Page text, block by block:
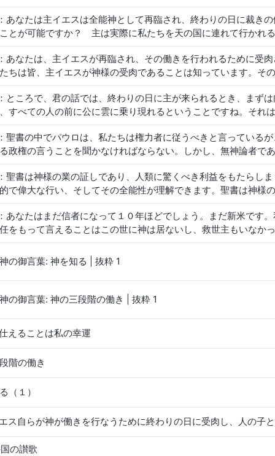
瞬にして変えられる。というのは、ラッパが響いて、死人は朽
（コリント人への第一の手紙 15:51-52）。主が見えたとき瞬
信仰があり救われていてもしょっちゅう罪を犯す者は天の国に
らです。「わたしにむかって『主よ、主よ』と言う者が、みな
者だけが、はいるのである」（マタイによる福音書 7:21）。「
なければならない」（レビ記 11:45）。
す。主を信じるということは、聖書を信じるということです。
！ 私たちは主を信じているのですから、常に聖書の通りに従
けない、ということです。聖書はキリスト教の正典であり、私
ないということです。聖書から離れて、どうやって主を信じ
が見つけられる場所がありますか？ もし私たちの信仰が聖書
あなたは主イエスは全能神として再臨され、終わりの日に裁き
とが可能ですか？ 主は実際に私たちを天の国に連れて行かれ
んて、有り得ないでしょう？ 主を信じ、聖霊の働きを受けて
エスの言葉が何よりの証拠です。「わたしが去って行かなけれ
、それをあなたがたにつかわそう。それがきたら、罪と義とさ
音書 16：7-8）。私たちは、主イエスが復活されて天国に昇ぼ
きたのだと考えます。それによって人々はすでに、自分の罪や
たとき、私たちは実際に主の裁きを受けているのです。つまり
たあとにペンテコステで降りてきた聖霊の働きが、終わりの日
は？ 「罪と義とさばきとについて、世の人の目を開くであろう
、戒められて訓練されています。だからいつも、主の御前で泣
ちがどう変化したかを表すものです。これは神の裁きを受け
きの働きは主イエスの働きとどう違うのですか？
あなたは、主イエスが再臨され、その働きを行われるために受
ちは皆、主イエスが神様の受肉であることは知っています。そ
の前に現れられ、そして栄光に輝く霊的な体で天国へと昇天さ
ているのか。あなたがたを離れて天に上げられたこのイエスは
たおいでになるであろう」（使徒行伝 1:11）と、この聖書箇所
の復活した霊体であることが確認できます。終わりの日におい
れたのでしょうか？ 復活された主イエスの霊体と人の子として
ところで、君の話では、終わりの日に主が来られるとき、まず
すべての人の前に公に雲に乗り現れるということですね。それ
の信者は主が雲に乗って来られるのを待ち望んできた。牧師や
つことが、間違っている訳があるのか？ 牧師や長老たちは皆
だ。再臨の主が、これらの牧師や長老たちを皆見捨てるとは
聖書の中でパウロは、私たちは権力者に従うべきと言っている
政権の言うことを聞かなければならない。しかし、無神論者で
主を信じることを禁止するだけでなく、神の福音を述べ伝える
も述べ伝えなかったら、主に反抗するサタンに加担し、主を
なるんじゃないか？ 本当によくわからん！ 私たちの現政権
だ。
聖書は神様の業の証しであり、人類に驚くべき利益をもたらし
で偉大な行い、そしてその全能性が理解できます。聖書は神様
ではなぜ人は聖書を読むことによって永遠の命を得ることが
いのでしょう？
あなたはまだ信者になって１０年ほどでしょう。まだ新米です
をもって言えることはこの世に神は居ないし、救世主もいなか
がないのです。私たちは二人とも知識人ですね。事実と科学の
観点から物事を見なければなりません。何故神を信じなくては
せん。ダーウインの進化論は人類史上でも特に重要な理論です
がわかります。人類は自然の進化の過程における偶然の産物で
れだけで人類は神によって作られたのではないことが分かりま
の御言葉: 神を知る | 抜粋 1
の御言葉: 神の三段階の働き | 抜粋 1
えることは私の幸運
階の働き
（１）
ス自らが神が働きを行なうために終わりの日に受肉し、人の子
の讃歌